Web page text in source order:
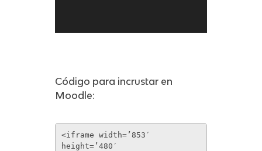
Código para incrustar en
Moodle:
<iframe width=’853′
height=’480′